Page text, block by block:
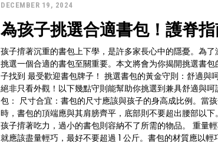
DECEMBER 19, 2024
為孩子挑選合適書包！護脊
孩子揹著沉重的書包上下學，是許多家長心中的隱憂。為了
挑選一個合適的書包至關重要。本文將會为你揭開挑選書
子找到 最受歡迎書包牌子！ 挑選書包的黃金守則：舒適與
絕非只看外觀！以下幾點守則能幫助你挑選到兼具舒適與
包： 尺寸合宜：書包的尺寸應該與孩子的身高成比例。當孩子背著書包直立
時，書包的頂端應與其肩膀齊平，底部則不要超出腰部以
孩子揹著吃力，過小的書包則容納不了所需的物品。 重量輕巧：書包淨重量
就應該盡量輕巧，最好不要超過 1 公斤。書包的材質應以輕